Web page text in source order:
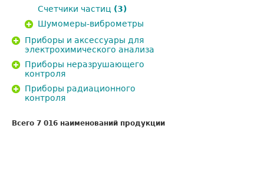
Счетчики частиц (3)
Шумомеры-виброметры
Приборы и аксессуары для
электрохимического анализа
Приборы неразрушающего
контроля
Приборы радиационного
контроля
Всего 7 016 наименований продукции